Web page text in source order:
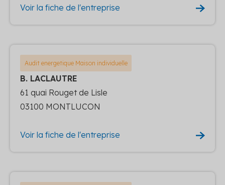
Voir la fiche de l'entreprise
Audit energetique Maison individuelle
B. LACLAUTRE
61 quai Rouget de Lisle
03100 MONTLUCON
Voir la fiche de l'entreprise